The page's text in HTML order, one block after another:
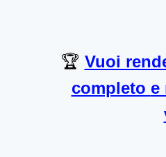
🏆 Vuoi
completo e